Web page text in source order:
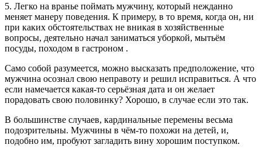
5. Легко на вранье поймать мужчину, который нежданно
меняет манеру поведения. К примеру, в то время, когда он, ни
при каких обстоятельствах не вникая в хозяйственные
вопросы, деятельно начал заниматься уборкой, мытьём
посуды, походом в гастроном .
Само собой разумеется, можно высказать предположение, что
мужчина осознал свою неправоту и решил исправиться. А что
если намечается какая-то серьёзная дата и он желает
порадовать свою половинку? Хорошо, в случае если это так.
В большинстве случаев, кардинальные перемены весьма
подозрительны. Мужчины в чём-то похожи на детей, и,
подобно им, пробуют загладить вину хорошим поступком.